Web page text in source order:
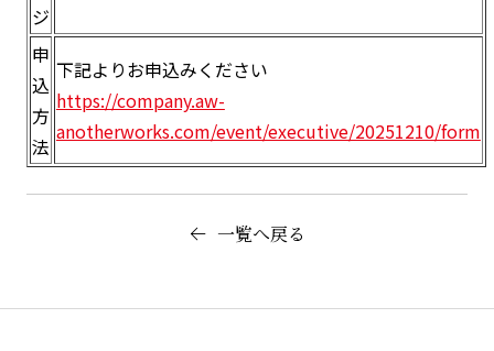
ジ
申
込
方
法
下記よりお申込みください
https://company.aw-
anotherworks.com/event/executive/20251210/form
一覧へ戻る